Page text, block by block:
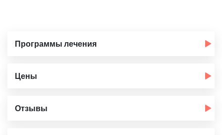
Программы лечения
Цены
Отзывы